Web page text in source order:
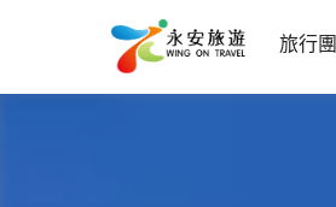
旅行團